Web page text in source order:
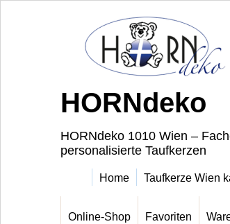
HORNdeko
HORNdeko 1010 Wien –
personalisierte Taufkerzen
Home Taufkerze Wien
Online-Shop Favoriten